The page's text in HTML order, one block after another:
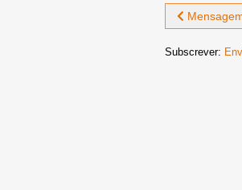
Subscrever: